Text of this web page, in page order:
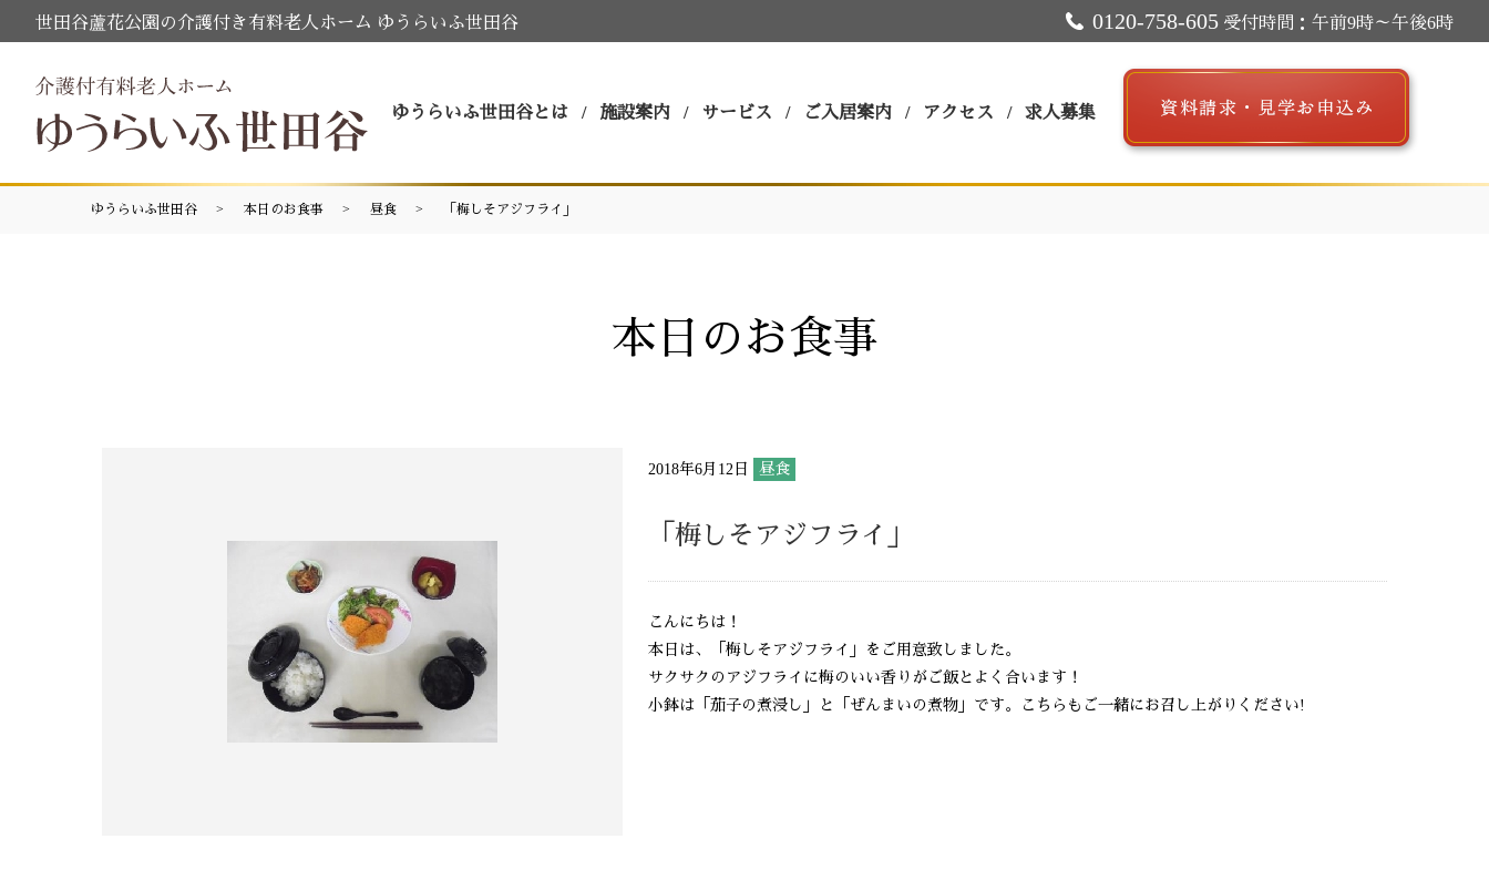
世田谷蘆花公園の介護付き有料老人ホーム ゆうらいふ世田谷 0120-758-605 受付時間：午前9時～午後6時
ゆうらいふ世田谷とは 施設案内 サービス ご入居案内 アクセス 求人募集
ゆうらいふ世田谷 本日のお食事 昼食 「梅しそアジフライ」
本日のお食事
2018年6月12日 昼食
「梅しそアジフライ」
こんにちは！
本日は、「梅しそアジフライ」をご用意致しました。
サクサクのアジフライに梅のいい香りがご飯とよく合います！
小鉢は「茄子の煮浸し」と「ぜんまいの煮物」です。こちらもご一緒にお召し上がりください!